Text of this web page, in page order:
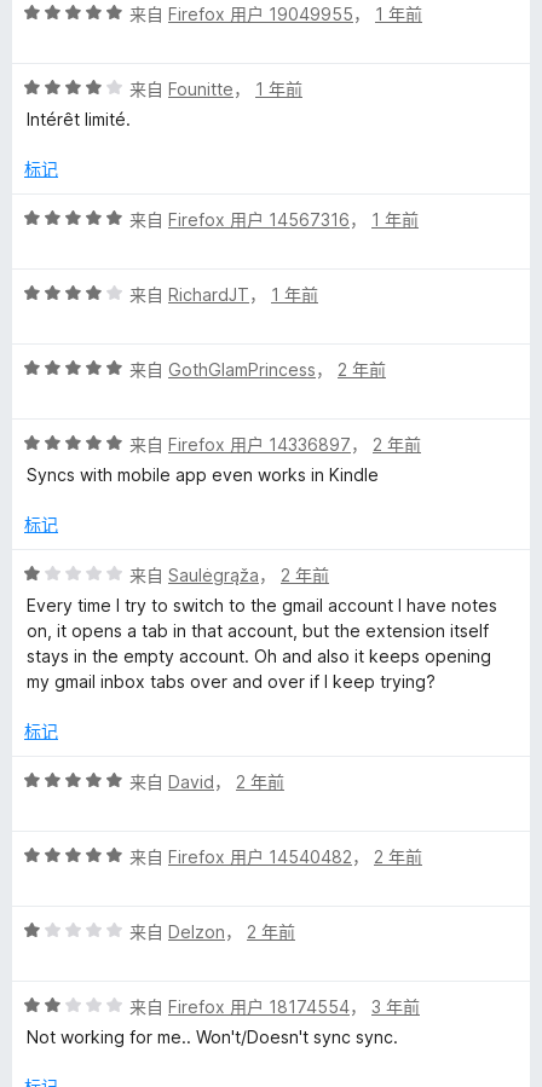
/评
/
5
来自 Firefox 用户 19049955， 1 年前
评
分
/
来自 Founitte， 1 年前
Intérêt limité.
标记
评
/
来自 Firefox 用户 14567316， 1 年前
评
/
来自 RichardJT， 1 年前
评
/
5
来自 GothGlamPrincess， 2 年前
评
分
/
来自 Firefox 用户 14336897， 2 年前
Syncs with mobile app even works in Kindle
标记
评
分
1
/
5
来自 Saulėgrąža， 2 年前
Every time I try to switch to the gmail account I have notes
on, it opens a tab in that account, but the extension itself
stays in the empty account. Oh and also it keeps opening
my gmail inbox tabs over and over if I keep trying?
标记
评
/
来自 David， 2 年前
评
/
来自 Firefox 用户 14540482， 2 年前
评
/
5
来自 Delzon， 2 年前
评
分
/
来自 Firefox 用户 18174554， 3 年前
Not working for me.. Won't/Doesn't sync sync.